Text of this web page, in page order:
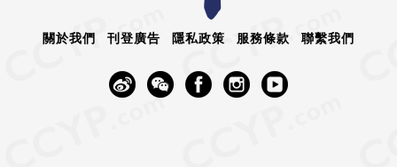
關於我們 刊登廣告 隱私政策 服務條款 聯繫我們